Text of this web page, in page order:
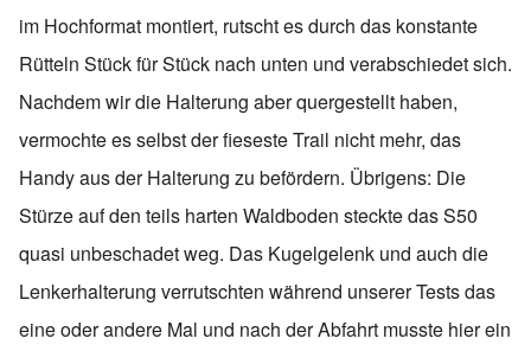
im Hochformat montiert, rutscht es durch das konstante
Rütteln Stück für Stück nach unten und verabschiedet sich.
Nachdem wir die Halterung aber quergestellt haben,
vermochte es selbst der fieseste Trail nicht mehr, das
Handy aus der Halterung zu befördern. Übrigens: Die
Stürze auf den teils harten Waldboden steckte das S50
quasi unbeschadet weg. Das Kugelgelenk und auch die
Lenkerhalterung verrutschten während unserer Tests das
eine oder andere Mal und nach der Abfahrt musste hier ein